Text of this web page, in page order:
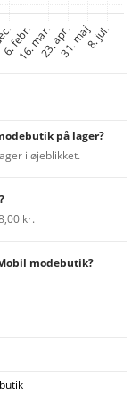
på lager?
i øjeblikket.
kr.
modebutik?